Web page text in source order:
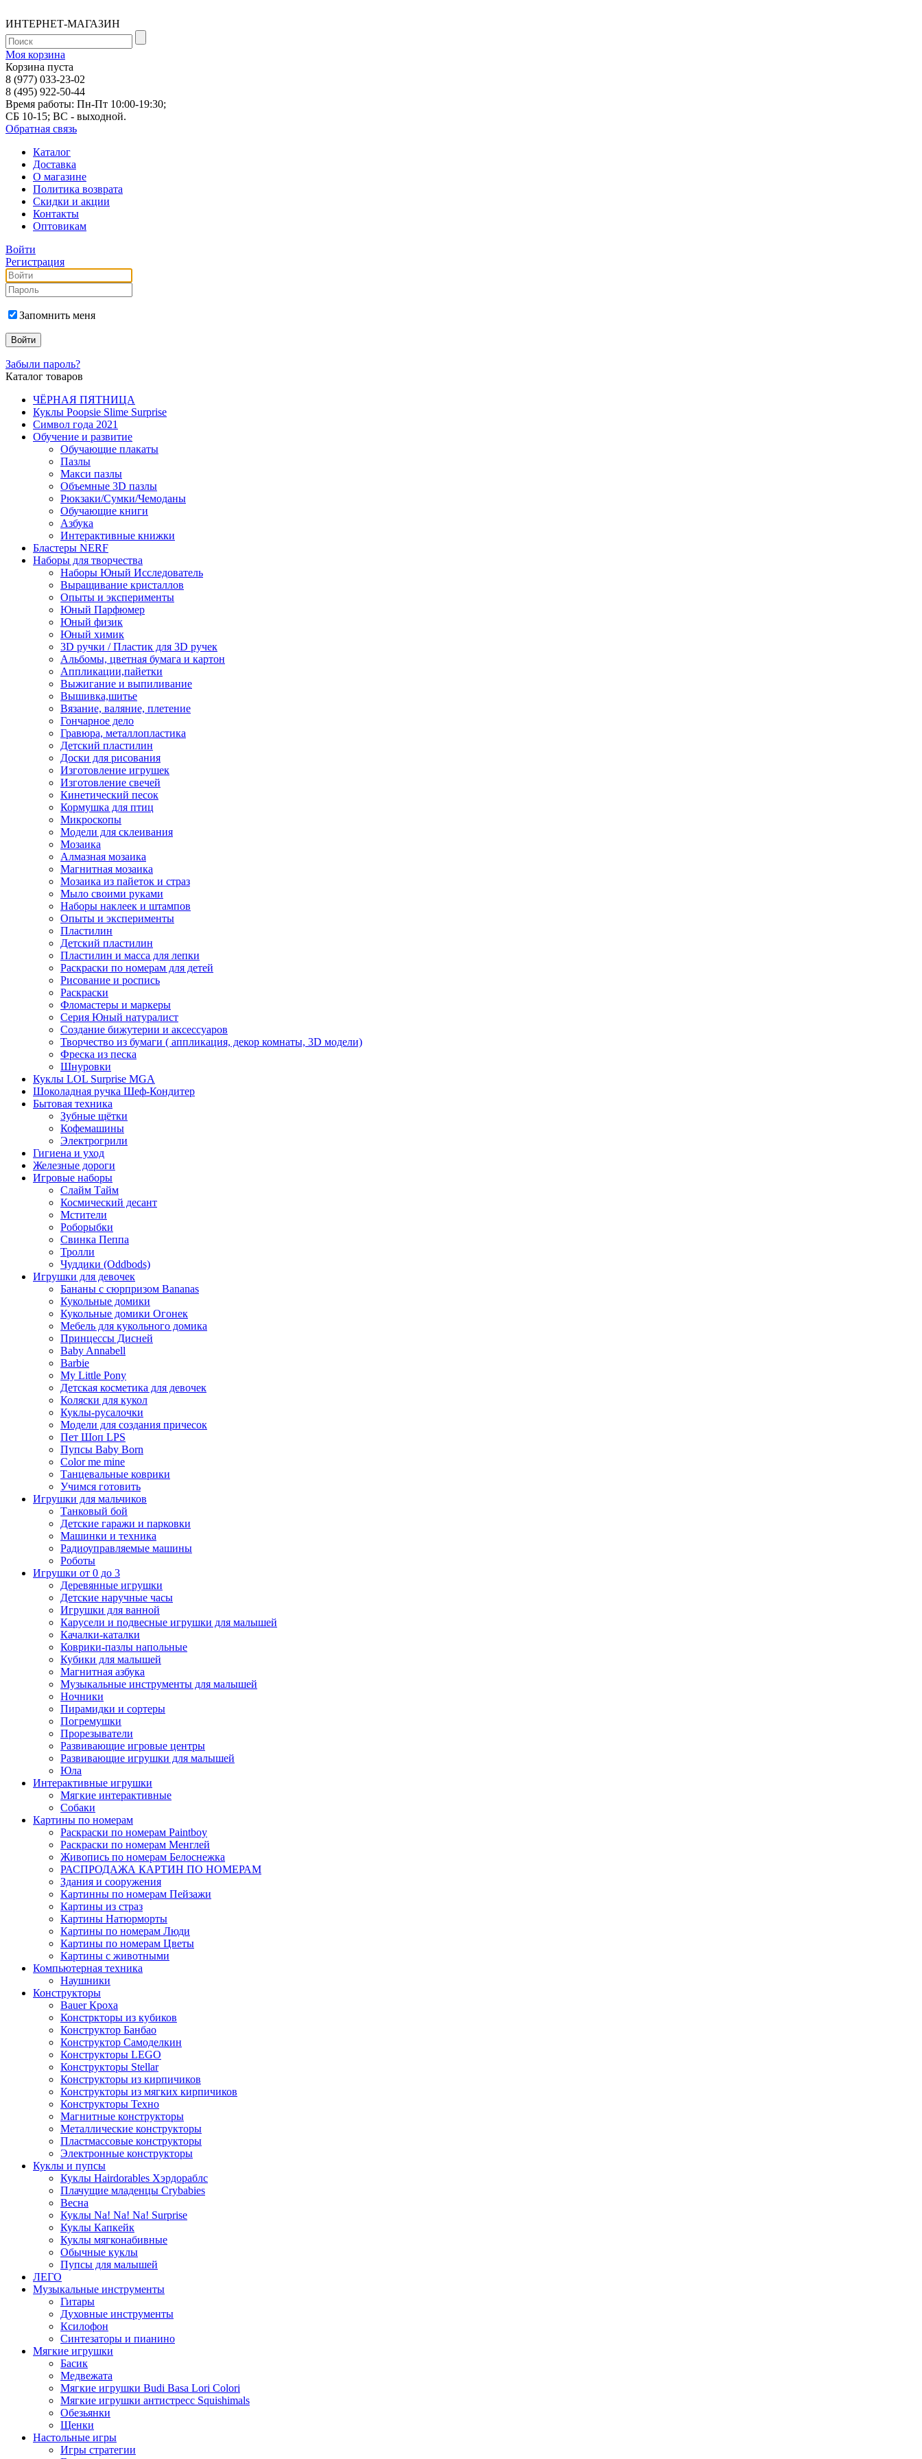
ИНТЕРНЕТ-МАГАЗИН
Моя корзина
Корзина пуста
8 (977) 033-23-02
8 (495) 922-50-44
Время работы: Пн-Пт 10:00-19:30;
СБ 10-15; ВС - выходной.
Обратная связь
Каталог
Доставка
О магазине
Политика возврата
Скидки и акции
Контакты
Оптовикам
Войти
Регистрация
Запомнить меня
Забыли пароль?
Каталог товаров
ЧЁРНАЯ ПЯТНИЦА
Куклы Poopsie Slime Surprise
Символ года 2021
Обучение и развитие
Обучающие плакаты
Пазлы
Макси пазлы
Объемные 3D пазлы
Рюкзаки/Сумки/Чемоданы
Обучающие книги
Азбука
Интерактивные книжки
Бластеры NERF
Наборы для творчества
Наборы Юный Исследователь
Выращивание кристаллов
Опыты и эксперименты
Юный Парфюмер
Юный физик
Юный химик
3D ручки / Пластик для 3D ручек
Альбомы, цветная бумага и картон
Аппликации,пайетки
Выжигание и выпиливание
Вышивка,шитье
Вязание, валяние, плетение
Гончарное дело
Гравюра, металлопластика
Детский пластилин
Доски для рисования
Изготовление игрушек
Изготовление свечей
Кинетический песок
Кормушка для птиц
Микроскопы
Модели для склеивания
Мозаика
Алмазная мозаика
Магнитная мозаика
Мозаика из пайеток и страз
Мыло своими руками
Наборы наклеек и штампов
Опыты и эксперименты
Пластилин
Детский пластилин
Пластилин и масса для лепки
Раскраски по номерам для детей
Рисование и роспись
Раскраски
Фломастеры и маркеры
Серия Юный натуралист
Создание бижутерии и аксессуаров
Творчество из бумаги ( аппликация, декор комнаты, 3D модели)
Фреска из песка
Шнуровки
Куклы LOL Surprise MGA
Шоколадная ручка Шеф-Кондитер
Бытовая техника
Зубные щётки
Кофемашины
Электрогрили
Гигиена и уход
Железные дороги
Игровые наборы
Слайм Тайм
Космический десант
Мстители
Роборыбки
Свинка Пеппа
Тролли
Чуддики (Oddbods)
Игрушки для девочек
Бананы с сюрпризом Bananas
Кукольные домики
Кукольные домики Огонек
Мебель для кукольного домика
Принцессы Дисней
Baby Annabell
Barbie
My Little Pony
Детская косметика для девочек
Коляски для кукол
Куклы-русалочки
Модели для создания причесок
Пет Шоп LPS
Пупсы Baby Born
Сolor me mine
Танцевальные коврики
Учимся готовить
Игрушки для мальчиков
Танковый бой
Детские гаражи и парковки
Машинки и техника
Радиоуправляемые машины
Роботы
Игрушки от 0 до 3
Деревянные игрушки
Детские наручные часы
Игрушки для ванной
Карусели и подвесные игрушки для малышей
Качалки-каталки
Коврики-пазлы напольные
Кубики для малышей
Магнитная азбука
Музыкальные инструменты для малышей
Ночники
Пирамидки и сортеры
Погремушки
Прорезыватели
Развивающие игровые центры
Развивающие игрушки для малышей
Юла
Интерактивные игрушки
Мягкие интерактивные
Собаки
Картины по номерам
Раскраски по номерам Paintboy
Раскраски по номерам Менглей
Живопись по номерам Белоснежка
РАСПРОДАЖА КАРТИН ПО НОМЕРАМ
Здания и сооружения
Картинны по номерам Пейзажи
Картины из страз
Картины Натюрморты
Картины по номерам Люди
Картины по номерам Цветы
Картины с животными
Компьютерная техника
Наушники
Конструкторы
Bauer Кроха
Констркторы из кубиков
Конструктор Банбао
Конструктор Самоделкин
Конструкторы LEGO
Конструкторы Stellar
Конструкторы из кирпичиков
Конструкторы из мягких кирпичиков
Конструкторы Техно
Магнитные конструкторы
Металлические конструкторы
Пластмассовые конструкторы
Электронные конструкторы
Куклы и пупсы
Куклы Hairdorables Хэрдораблс
Плачущие младенцы Crybabies
Весна
Куклы Na! Na! Na! Surprise
Куклы Капкейк
Куклы мягконабивные
Обычные куклы
Пупсы для малышей
ЛЕГО
Музыкальные инструменты
Гитары
Духовные инструменты
Ксилофон
Синтезаторы и пианино
Мягкие игрушки
Басик
Медвежата
Мягкие игрушки Budi Basa Lori Colori
Мягкие игрушки антистресс Squishimals
Обезьянки
Щенки
Настольные игры
Игры стратегии